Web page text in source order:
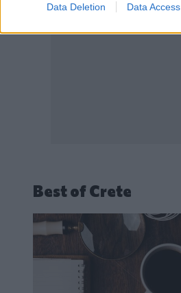
Data Deletion Data Access
Best of Crete